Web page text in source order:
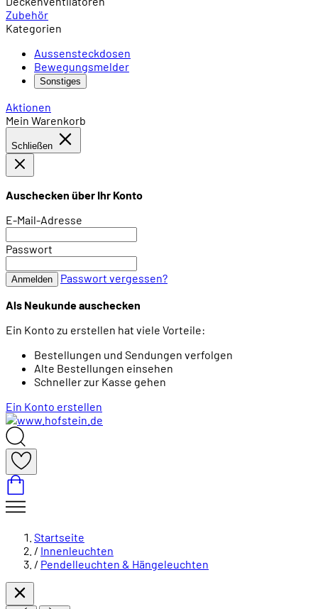
Zubehör
Kategorien
Aussensteckdosen
Bewegungsmelder
Sonstiges
Aktionen
Mein Warenkorb
Schließen
Auschecken über Ihr Konto
E-Mail-Adresse
Passwort
Anmelden
Passwort vergessen?
Als Neukunde auschecken
Ein Konto zu erstellen hat viele Vorteile:
Bestellungen und Sendungen verfolgen
Alte Bestellungen einsehen
Schneller zur Kasse gehen
Ein Konto erstellen
Startseite
/ Innenleuchten
/ Pendelleuchten & Hängeleuchten